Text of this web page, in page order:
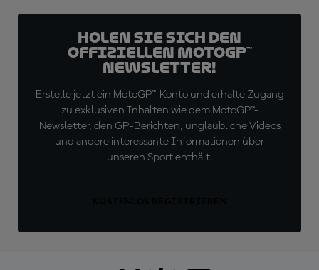
Holen Sie sich den
offiziellen MotoGP™
Newsletter!
Erstelle jetzt ein MotoGP™-Konto und erhalte Zugang
zu exklusiven Inhalten wie dem MotoGP™-
Newsletter, den GP-Berichten, unglaubliche Videos
und andere interessante Informationen über
unseren Sport enthält.